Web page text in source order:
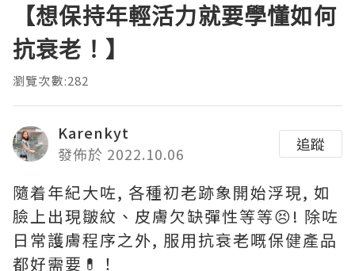
【想保持年輕活力就要學懂如何
抗衰老！】
瀏覽次數:282
Karenkyt
發佈於 2022.10.06
追蹤
隨着年紀大咗, 各種初老跡象開始浮現, 如
臉上出現皺紋、皮膚欠缺彈性等等😣! 除咗
日常護膚程序之外, 服用抗衰老嘅保健產品
都好需要💊！